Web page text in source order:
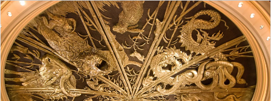
Середина и конец сентября будут крайне
напряженными, так как этот период считается в
восточной астрологии крайне сложным.
Наибольшая опасность же подстерегает
представителей китайского зодиака сразу в
нескольких сферах.